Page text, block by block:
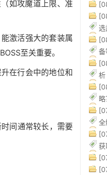
如攻魔道上限、准
激活强大的套装属
至关重要。
在行会中的地位和
间通常较长，需要
选
备
析
略
全
获